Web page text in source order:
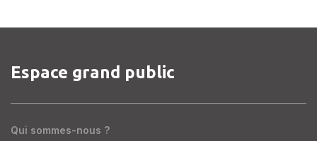
Espace grand public
Qui sommes-nous ?